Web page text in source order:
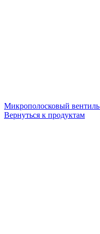
Микрополосковый
Вернуться к продуктам